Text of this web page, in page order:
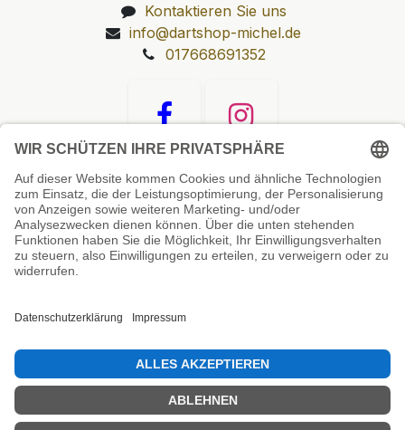
Kontaktieren Sie uns
info@dartshop-michel.de
017668691352
Unsere Prüfsiegel